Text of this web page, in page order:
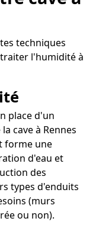
techniques
l'humidité à
place d'un
cave à Rennes
forme une
d'eau et
des
types d'enduits
(murs
ou non).